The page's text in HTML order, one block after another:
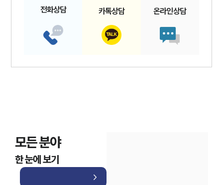
전화상담 카톡상담 온라인상담
모든 분야
한 눈에 보기